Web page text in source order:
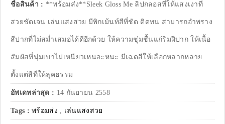
ชื่อสินค้า : **พร้อมส่ง**Sleek Gloss Me ลิปกลอสที่ให้แสงเงาที่
สวยชัดเจน เล่นแสงสวย มีพิกเม้นท์สีที่ชัด ติดทน สามารถอำพราง
สีปากที่ไม่สม่ำเสมอได้ดีอีกด้วย ให้ความชุ่มชื้นแก่ริมฝีปาก ให้เนื้อ
สัมผัสที่นุ่มเบาไม่เหนียวเหนอะหนะ มีเฉดสีให้เลือกหลากหลาย
ตั้งแต่สีที่ให้ลุคธรรม
อัพเดทล่าสุด : 14 กันยายน 2558
Tags :พร้อมส่ง , เล่นแสงสวย